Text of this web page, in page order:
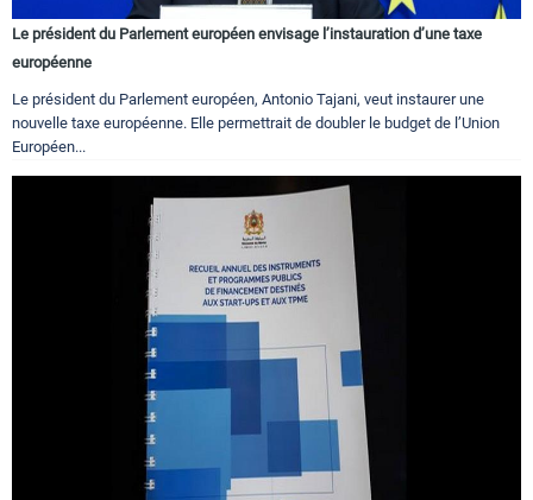
Le président du Parlement européen envisage l’instauration d’une taxe
européenne
Le président du Parlement européen, Antonio Tajani, veut instaurer une
nouvelle taxe européenne. Elle permettrait de doubler le budget de l’Union
Européen...